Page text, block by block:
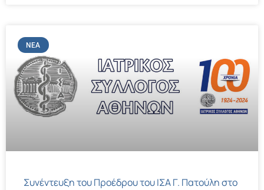
ΝΈΑ
Συνέντευξη του Προέδρου του ΙΣΑ Γ. Πατούλη στο